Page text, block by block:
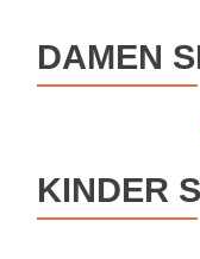
DAMEN
KINDER